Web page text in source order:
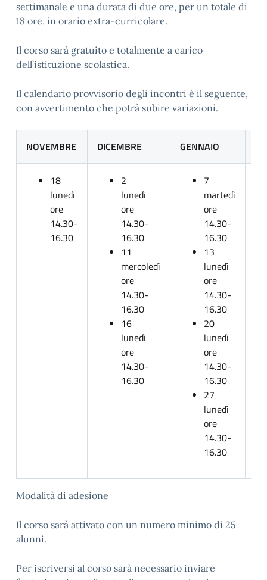
settimanale e una durata di due ore, per un totale di
18 ore, in orario extra-curricolare.
Il corso sarà gratuito e totalmente a carico
dell’istituzione scolastica.
Il calendario provvisorio degli incontri è il seguente,
con avvertimento che potrà subire variazioni.
NOVEMBRE DICEMBRE GENNAIO
18
lunedì
ore
14.30-
16.30
2
lunedì
ore
14.30-
16.30
11
mercoledì
ore
14.30-
16.30
16
lunedì
ore
14.30-
16.30
7
martedì
ore
14.30-
16.30
13
lunedì
ore
14.30-
16.30
20
lunedì
ore
14.30-
16.30
27
lunedì
ore
14.30-
16.30
Modalità di adesione
Il corso sarà attivato con un numero minimo di 25
alunni.
Per iscriversi al corso sarà necessario inviare